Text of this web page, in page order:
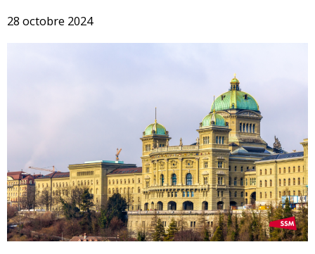
28 octobre 2024